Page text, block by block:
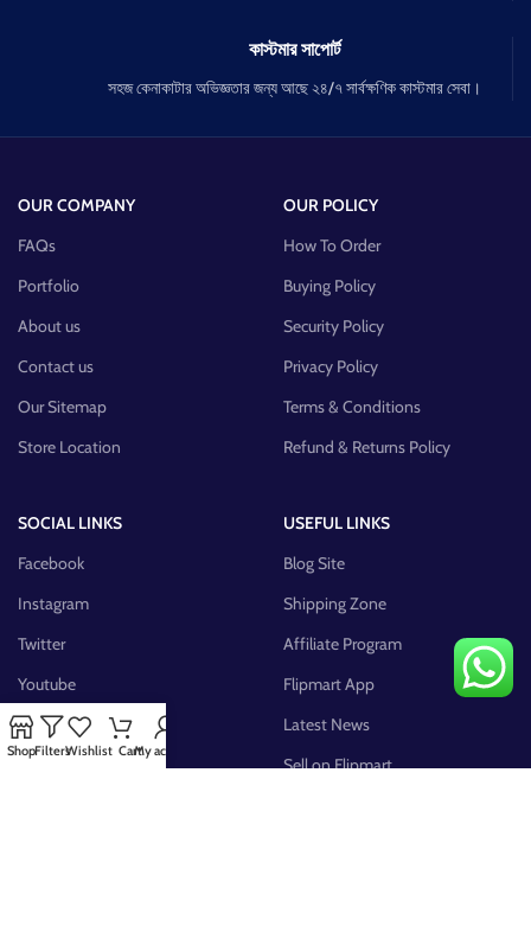
কাস্টমার সাপোর্ট
সহজ কেনাকাটার অভিজ্ঞতার জন্য আছে ২৪/৭ সার্বক্ষণিক কাস্টমার সেবা।
OUR COMPANY
FAQs
Portfolio
About us
Contact us
Our Sitemap
Store Location
OUR POLICY
How To Order
Buying Policy
Security Policy
Privacy Policy
Terms & Conditions
Refund & Returns Policy
SOCIAL LINKS
Facebook
Instagram
Twitter
Youtube
Pinterest
FB Group
USEFUL LINKS
Blog Site
Shipping Zone
Affiliate Program
Flipmart App
Latest News
Sell on Flipmart
ShopFiltersWishlist CartMy account